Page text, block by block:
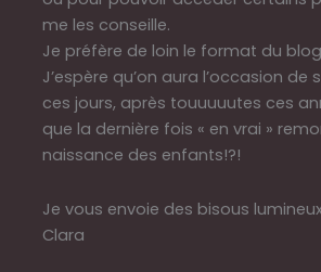
me les conseille.
Je préfère de loin le format du
J’espère qu’on aura l’occasion de
ces jours, après touuuuutes ces
que la dernière fois « en vrai »
naissance des enfants!?!
Je vous envoie des bisous
Clara